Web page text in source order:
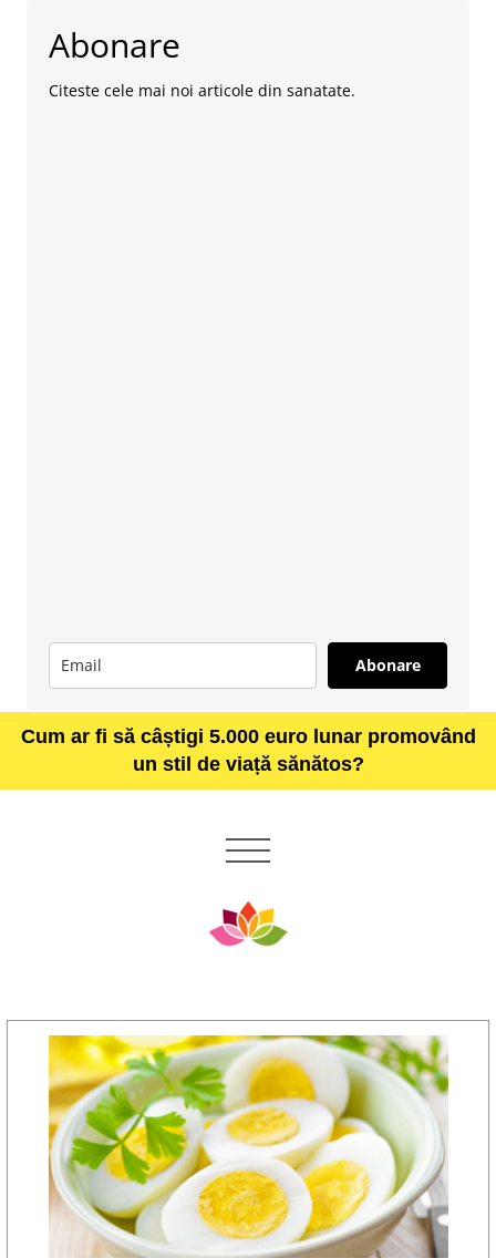
Abonare
Citeste cele mai noi articole din sanatate.
Abonare
Cum ar fi să câștigi 5.000 euro lunar promovând
un stil de viață sănătos?